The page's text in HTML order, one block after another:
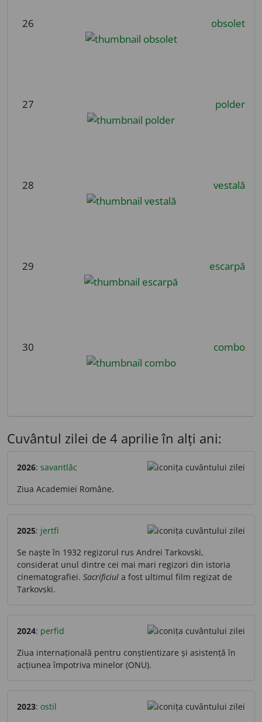
26 obsolet
27 polder
28 vestală
29 escarpă
30 combo
Cuvântul zilei de 4 aprilie în alți ani:
2026: savantlâc
Ziua Academiei Române.
2025: jertfi
Se naște în 1932 regizorul rus Andrei Tarkovski,
considerat unul dintre cei mai mari regizori din istoria
cinematografiei. Sacrificiul a fost ultimul film regizat de
Tarkovski.
2024: perfid
Ziua internațională pentru conștientizare și asistență în
acțiunea împotriva minelor (ONU).
2023: ostil